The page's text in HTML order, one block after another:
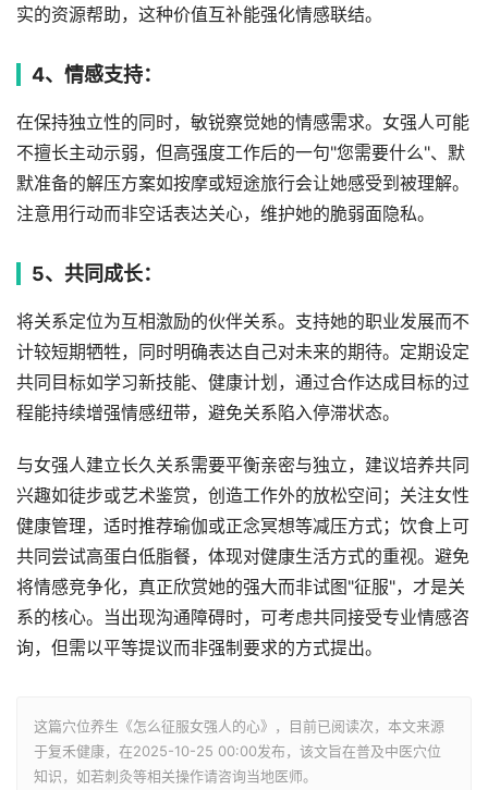
实的资源帮助，这种价值互补能强化情感联结。
4、情感支持：
在保持独立性的同时，敏锐察觉她的情感需求。女强人可能
不擅长主动示弱，但高强度工作后的一句"您需要什么"、默
默准备的解压方案如按摩或短途旅行会让她感受到被理解。
注意用行动而非空话表达关心，维护她的脆弱面隐私。
5、共同成长：
将关系定位为互相激励的伙伴关系。支持她的职业发展而不
计较短期牺牲，同时明确表达自己对未来的期待。定期设定
共同目标如学习新技能、健康计划，通过合作达成目标的过
程能持续增强情感纽带，避免关系陷入停滞状态。
与女强人建立长久关系需要平衡亲密与独立，建议培养共同
兴趣如徒步或艺术鉴赏，创造工作外的放松空间；关注女性
健康管理，适时推荐瑜伽或正念冥想等减压方式；饮食上可
共同尝试高蛋白低脂餐，体现对健康生活方式的重视。避免
将情感竞争化，真正欣赏她的强大而非试图"征服"，才是关
系的核心。当出现沟通障碍时，可考虑共同接受专业情感咨
询，但需以平等提议而非强制要求的方式提出。
这篇穴位养生《怎么征服女强人的心》，目前已阅读次，本文来源
于复禾健康，在2025-10-25 00:00发布，该文旨在普及中医穴位
知识，如若刺灸等相关操作请咨询当地医师。